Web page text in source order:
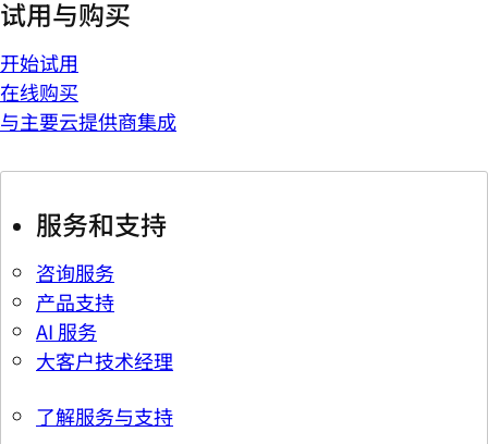
试用与购买
开始试用
在线购买
与主要云提供商集成
服务和支持
咨询服务
产品支持
AI 服务
大客户技术经理
了解服务与支持